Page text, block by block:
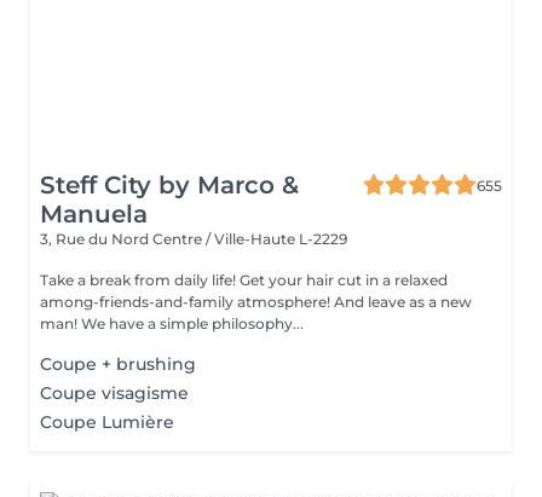
Steff City by Marco &
Manuela
655
3, Rue du Nord Centre / Ville-Haute L-2229
Take a break from daily life! Get your hair cut in a relaxed
among-friends-and-family atmosphere! And leave as a new
man! We have a simple philosophy...
Coupe + brushing
Coupe visagisme
Coupe Lumière